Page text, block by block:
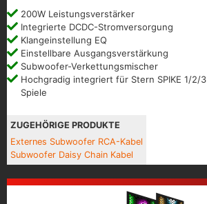
200W Leistungsverstärker
Integrierte DCDC-Stromversorgung
Klangeinstellung EQ
Einstellbare Ausgangsverstärkung
Subwoofer-Verkettungsmischer
Hochgradig integriert für Stern SPIKE 1/2/3
Spiele
ZUGEHÖRIGE PRODUKTE
Externes Subwoofer RCA-Kabel
Subwoofer Daisy Chain Kabel